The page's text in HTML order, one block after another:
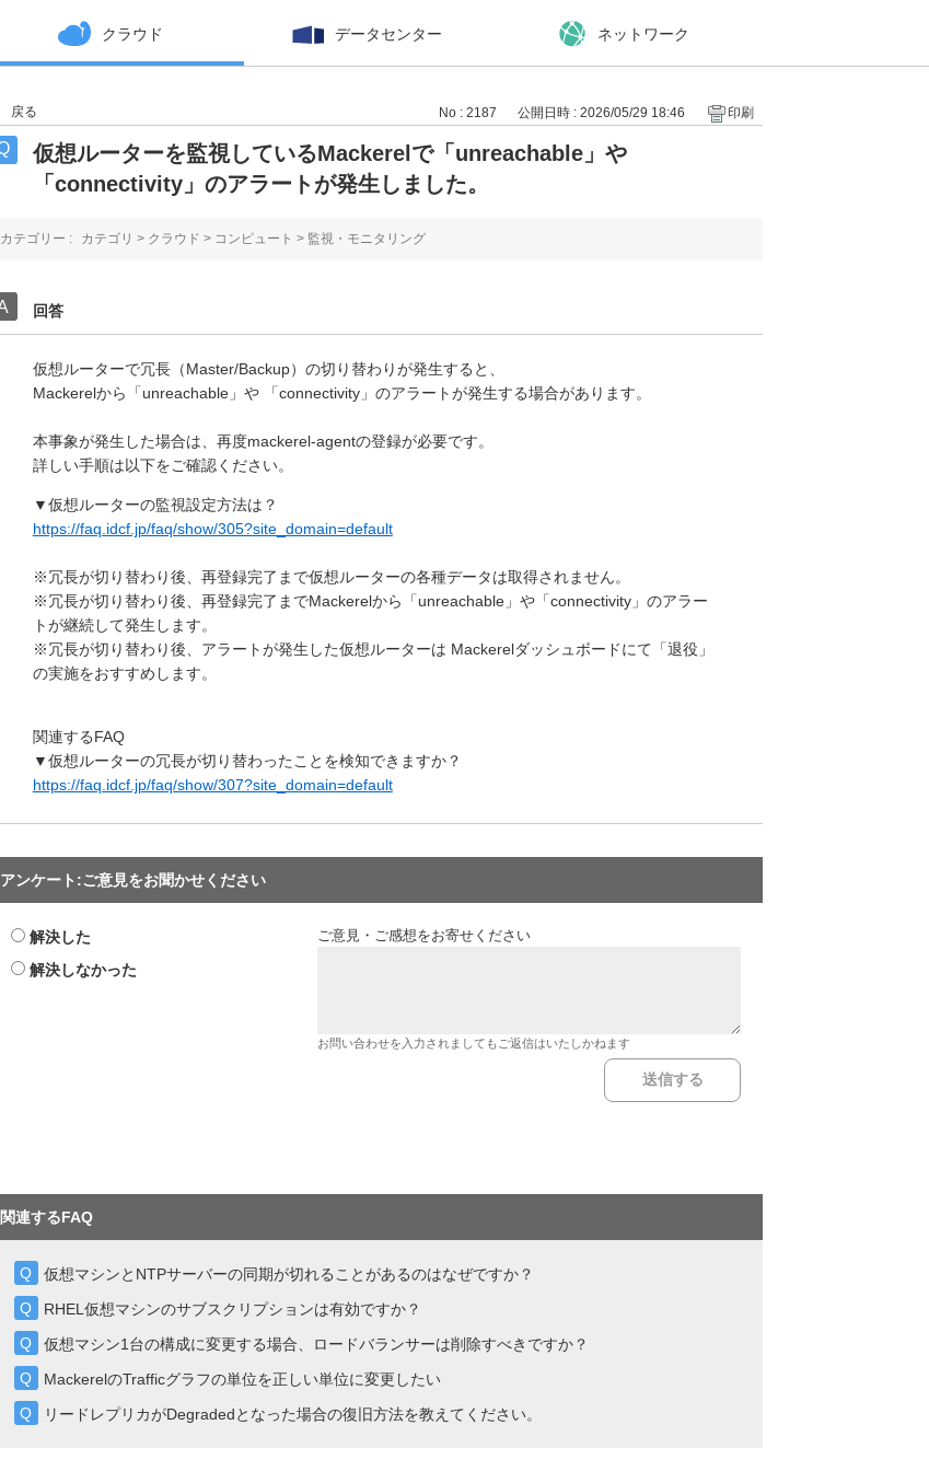
クラウド データセンター ネットワーク
戻る No : 2187 公開日時 : 2026/05/29 18:46 印刷
仮想ルーターを監視しているMackerelで「unreachable」や
「connectivity」のアラートが発生しました。
カテゴリー : カテゴリ > クラウド > コンピュート > 監視・モニタリング
回答
仮想ルーターで冗長（Master/Backup）の切り替わりが発生すると、
Mackerelから「unreachable」や 「connectivity」のアラートが発生する場合があります。
本事象が発生した場合は、再度mackerel-agentの登録が必要です。
詳しい手順は以下をご確認ください。
▼仮想ルーターの監視設定方法は？
https://faq.idcf.jp/faq/show/305?site_domain=default
※冗長が切り替わり後、再登録完了まで仮想ルーターの各種データは取得されません。
※冗長が切り替わり後、再登録完了までMackerelから「unreachable」や「connectivity」のアラー
トが継続して発生します。
※冗長が切り替わり後、アラートが発生した仮想ルーターは Mackerelダッシュボードにて「退役」
の実施をおすすめします。
関連するFAQ
▼仮想ルーターの冗長が切り替わったことを検知できますか？
https://faq.idcf.jp/faq/show/307?site_domain=default
アンケート:ご意見をお聞かせください
解決した
解決しなかった
ご意見・ご感想をお寄せください
お問い合わせを入力されましてもご返信はいたしかねます
関連するFAQ
仮想マシンとNTPサーバーの同期が切れることがあるのはなぜですか？
RHEL仮想マシンのサブスクリプションは有効ですか？
仮想マシン1台の構成に変更する場合、ロードバランサーは削除すべきですか？
MackerelのTrafficグラフの単位を正しい単位に変更したい
リードレプリカがDegradedとなった場合の復旧方法を教えてください。